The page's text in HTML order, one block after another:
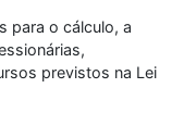
para o cálculo, a
previstos na Lei